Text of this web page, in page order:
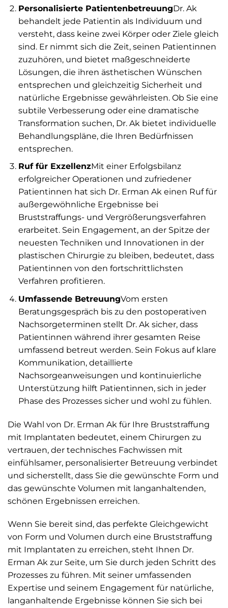
Personalisierte PatientenbetreuungDr. Ak
behandelt jede Patientin als Individuum und
versteht, dass keine zwei Körper oder Ziele gleich
sind. Er nimmt sich die Zeit, seinen Patientinnen
zuzuhören, und bietet maßgeschneiderte
Lösungen, die ihren ästhetischen Wünschen
entsprechen und gleichzeitig Sicherheit und
natürliche Ergebnisse gewährleisten. Ob Sie eine
subtile Verbesserung oder eine dramatische
Transformation suchen, Dr. Ak bietet individuelle
Behandlungspläne, die Ihren Bedürfnissen
entsprechen.
Ruf für ExzellenzMit einer Erfolgsbilanz
erfolgreicher Operationen und zufriedener
Patientinnen hat sich Dr. Erman Ak einen Ruf für
außergewöhnliche Ergebnisse bei
Bruststraffungs- und Vergrößerungsverfahren
erarbeitet. Sein Engagement, an der Spitze der
neuesten Techniken und Innovationen in der
plastischen Chirurgie zu bleiben, bedeutet, dass
Patientinnen von den fortschrittlichsten
Verfahren profitieren.
Umfassende BetreuungVom ersten
Beratungsgespräch bis zu den postoperativen
Nachsorgeterminen stellt Dr. Ak sicher, dass
Patientinnen während ihrer gesamten Reise
umfassend betreut werden. Sein Fokus auf klare
Kommunikation, detaillierte
Nachsorgeanweisungen und kontinuierliche
Unterstützung hilft Patientinnen, sich in jeder
Phase des Prozesses sicher und wohl zu fühlen.
Die Wahl von Dr. Erman Ak für Ihre Bruststraffung
mit Implantaten bedeutet, einem Chirurgen zu
vertrauen, der technisches Fachwissen mit
einfühlsamer, personalisierter Betreuung verbindet
und sicherstellt, dass Sie die gewünschte Form und
das gewünschte Volumen mit langanhaltenden,
schönen Ergebnissen erreichen.
Wenn Sie bereit sind, das perfekte Gleichgewicht
von Form und Volumen durch eine Bruststraffung
mit Implantaten zu erreichen, steht Ihnen Dr.
Erman Ak zur Seite, um Sie durch jeden Schritt des
Prozesses zu führen. Mit seiner umfassenden
Expertise und seinem Engagement für natürliche,
langanhaltende Ergebnisse können Sie sich bei